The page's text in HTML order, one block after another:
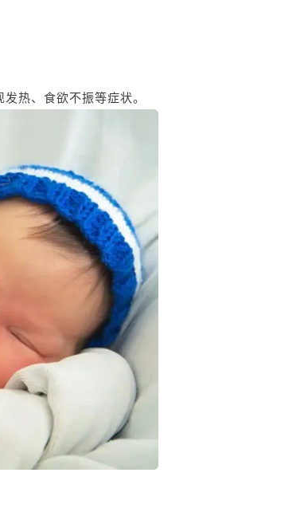
热、食欲不振等症状。